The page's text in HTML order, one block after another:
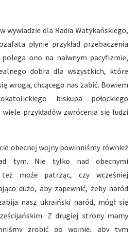
wywiadzie dla Radia Watykańskiego,
płynie przykład przebaczenia
polega ono na naiwnym pacyfizmie,
dobra dla wszystkich, które
wroga, chcącego nas zabić. Bowiem
biskupa połockiego
przykładów zwrócenia się ludzi
obecnej wojny powinniśmy również
tym. Nie tylko nad obecnymi
może patrząc, czy wcześniej
dużo, aby zapewnić, żeby naród
nasz ukraiński naród, mógł się
Z drugiej strony mamy
zrobić po wojnie, aby tym